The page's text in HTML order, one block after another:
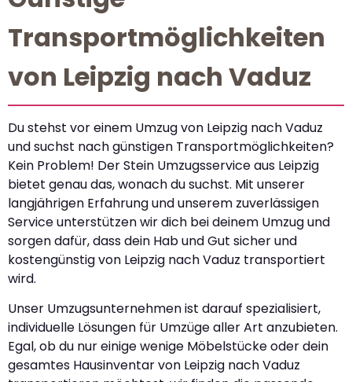
Transportmöglichkeiten
von Leipzig nach Vaduz
Du stehst vor einem Umzug von Leipzig nach Vaduz
und suchst nach günstigen Transportmöglichkeiten?
Kein Problem! Der Stein Umzugsservice aus Leipzig
bietet genau das, wonach du suchst. Mit unserer
langjährigen Erfahrung und unserem zuverlässigen
Service unterstützen wir dich bei deinem Umzug und
sorgen dafür, dass dein Hab und Gut sicher und
kostengünstig von Leipzig nach Vaduz transportiert
wird.
Unser Umzugsunternehmen ist darauf spezialisiert,
individuelle Lösungen für Umzüge aller Art anzubieten.
Egal, ob du nur einige wenige Möbelstücke oder dein
gesamtes Hausinventar von Leipzig nach Vaduz